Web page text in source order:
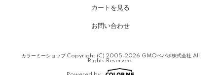
カートを見る
お問い合わせ
カラーミーショップCopyright (C) 2005-2026 GMOペパボ株式会社 All
Rights Reserved.